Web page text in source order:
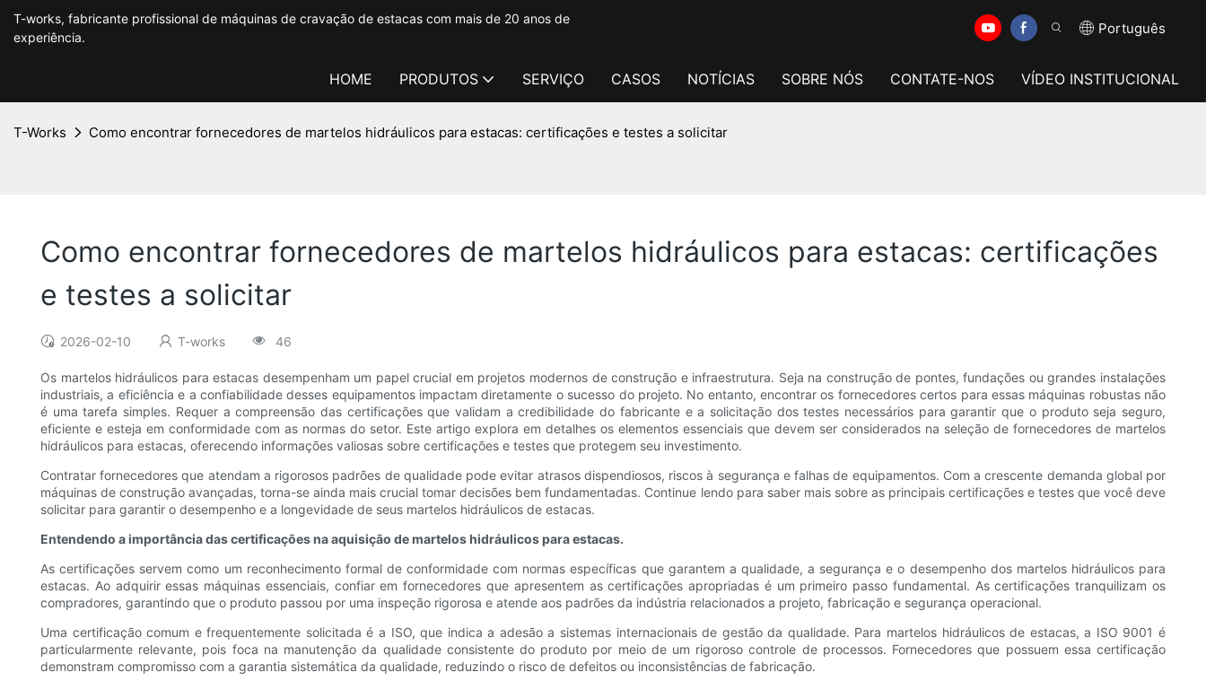
T-works, fabricante profissional de máquinas de cravação de estacas com mais de 20 anos de
experiência.
Português
HOME PRODUTOS SERVIÇO CASOS NOTÍCIAS SOBRE NÓS CONTATE-NOS VÍDEO INSTITUCIONAL
T-Works Como encontrar fornecedores de martelos hidráulicos para estacas: certificações e testes a solicitar
Como encontrar fornecedores de martelos hidráulicos para estacas: certificações
e testes a solicitar
2026-02-10 T-works 46
Os martelos hidráulicos para estacas desempenham um papel crucial em projetos modernos de construção e infraestrutura. Seja na construção de pontes, fundações ou grandes instalações
industriais, a eficiência e a confiabilidade desses equipamentos impactam diretamente o sucesso do projeto. No entanto, encontrar os fornecedores certos para essas máquinas robustas não
é uma tarefa simples. Requer a compreensão das certificações que validam a credibilidade do fabricante e a solicitação dos testes necessários para garantir que o produto seja seguro,
eficiente e esteja em conformidade com as normas do setor. Este artigo explora em detalhes os elementos essenciais que devem ser considerados na seleção de fornecedores de martelos
hidráulicos para estacas, oferecendo informações valiosas sobre certificações e testes que protegem seu investimento.
Contratar fornecedores que atendam a rigorosos padrões de qualidade pode evitar atrasos dispendiosos, riscos à segurança e falhas de equipamentos. Com a crescente demanda global por
máquinas de construção avançadas, torna-se ainda mais crucial tomar decisões bem fundamentadas. Continue lendo para saber mais sobre as principais certificações e testes que você deve
solicitar para garantir o desempenho e a longevidade de seus martelos hidráulicos de estacas.
Entendendo a importância das certificações na aquisição de martelos hidráulicos para estacas.
As certificações servem como um reconhecimento formal de conformidade com normas específicas que garantem a qualidade, a segurança e o desempenho dos martelos hidráulicos para
estacas. Ao adquirir essas máquinas essenciais, confiar em fornecedores que apresentem as certificações apropriadas é um primeiro passo fundamental. As certificações tranquilizam os
compradores, garantindo que o produto passou por uma inspeção rigorosa e atende aos padrões da indústria relacionados a projeto, fabricação e segurança operacional.
Uma certificação comum e frequentemente solicitada é a ISO, que indica a adesão a sistemas internacionais de gestão da qualidade. Para martelos hidráulicos de estacas, a ISO 9001 é
particularmente relevante, pois foca na manutenção da qualidade consistente do produto por meio de um rigoroso controle de processos. Fornecedores que possuem essa certificação
demonstram compromisso com a garantia sistemática da qualidade, reduzindo o risco de defeitos ou inconsistências de fabricação.